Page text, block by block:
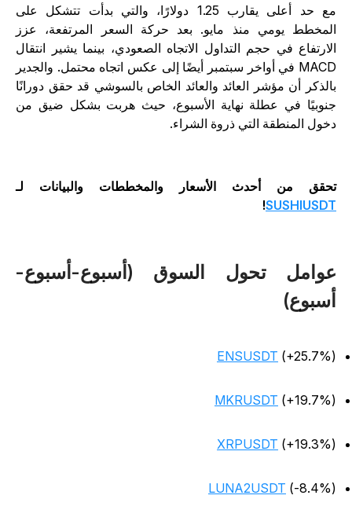
مع حد أعلى يقارب 1.25 دولارًا، والتي بدأت تتشكل على
يومي منذ مايو. بعد حركة السعر المرتفعة، عزز
في حجم التداول الاتجاه الصعودي، بينما يشير انتقال
MACD في أواخر سبتمبر أيضًا إلى عكس اتجاه محتمل. والجدير
أن مؤشر العائد والعائد الخاص بالسوشي قد حقق دورانًا
في عطلة نهاية الأسبوع، حيث هربت بشكل ضيق من
المنطقة التي ذروة الشراء.
من أحدث الأسعار والمخططات والبيانات لـ
!
تحول السوق (أسبوع-أسبوع-
ENSUSDT
MKRUSDT
XRPUSDT
LUNA2USDT(-